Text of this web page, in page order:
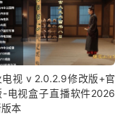
电视 v 2.0.2.9修改版+官
-电视盒子直播软件2026
本